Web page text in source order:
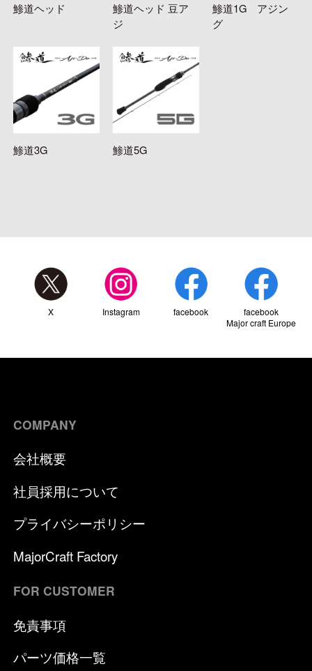
鯵道ヘッド
鯵道ヘッド 豆ア
ジ
鯵道1G アジン
グ
鯵道3G 鯵道5G
X Instagram facebook
facebook
Major craft Europe
COMPANY
会社概要
社員採用について
プライバシーポリシー
MajorCraft Factory
FOR CUSTOMER
免責事項
パーツ価格一覧